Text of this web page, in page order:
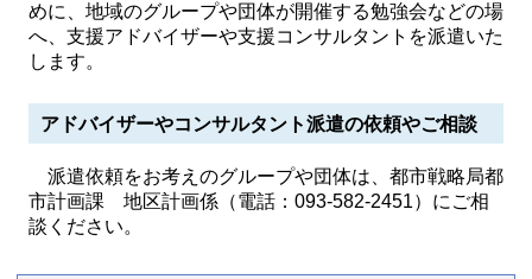
めに、地域のグループや団体が開催する勉強会などの場
へ、支援アドバイザーや支援コンサルタントを派遣いた
します。
アドバイザーやコンサルタント派遣の依頼やご相談
派遣依頼をお考えのグループや団体は、都市戦略局都
市計画課 地区計画係（電話：093-582-2451）にご相
談ください。